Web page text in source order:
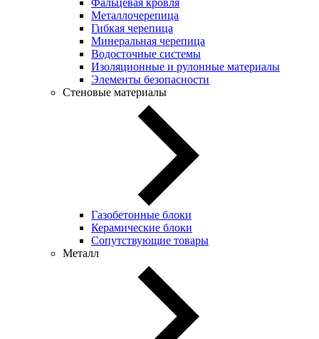
Металлочерепица
Гибкая черепица
Минеральная черепица
Водосточные системы
Изоляционные и рулонные материалы
Элементы безопасности
Стеновые материалы
Газобетонные блоки
Керамические блоки
Сопутствующие товары
Металл